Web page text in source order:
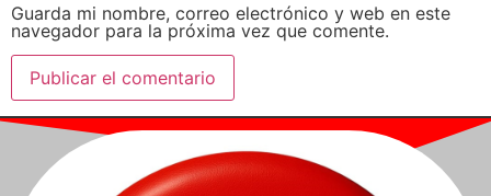
Guarda mi nombre, correo electrónico y web en este
navegador para la próxima vez que comente.